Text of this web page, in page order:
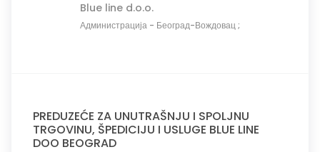
Blue line d.o.o.
Администрација - Београд-Вождовац ;
PREDUZEĆE ZA UNUTRAŠNJU I SPOLJNU
TRGOVINU, ŠPEDICIJU I USLUGE BLUE LINE
DOO BEOGRAD